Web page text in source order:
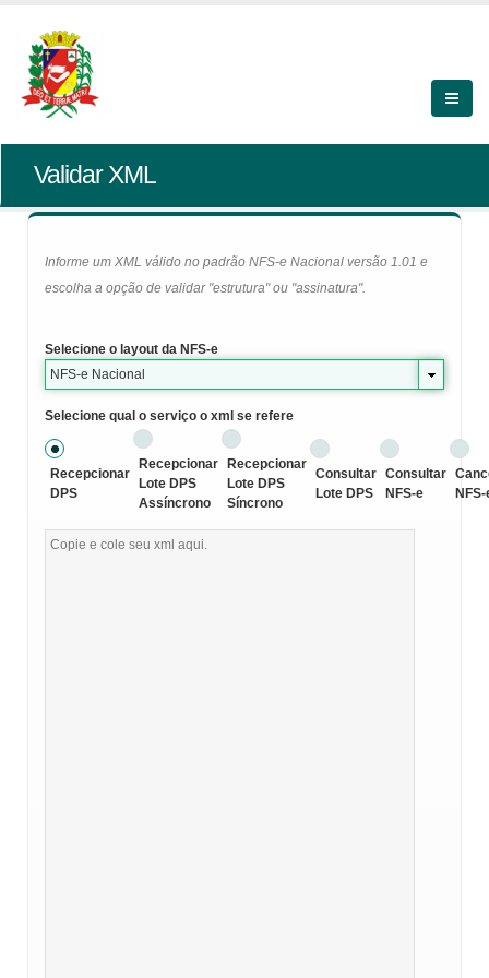
Validar XML
Informe um XML válido no padrão NFS-e Nacional versão 1.01 e
escolha a opção de validar "estrutura" ou "assinatura".
Selecione o layout da NFS-e
NFS-e Nacional
Selecione qual o serviço o xml se refere
Recepcionar
DPS
Recepcionar
Lote DPS
Assíncrono
Recepcionar
Lote DPS
Síncrono
Consultar
Lote DPS
Consultar
NFS-e
NFS-